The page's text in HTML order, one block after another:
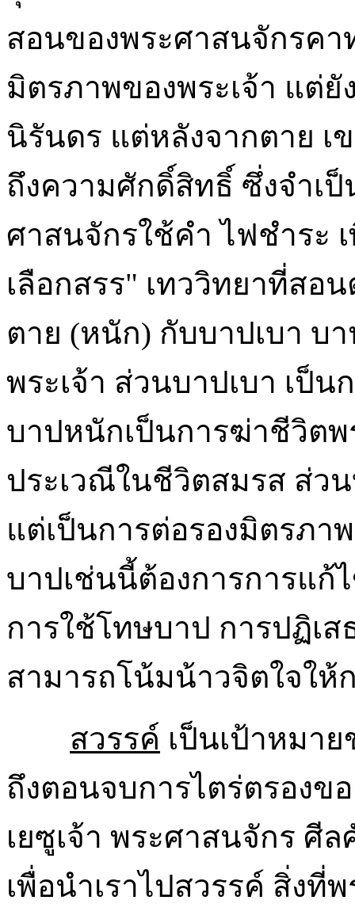
สอนของพระศาสนจักรค
มิตรภาพของพระเจ้า แต่
นิรันดร แต่หลังจากตาย เ
ถึงความศักดิ์สิทธิ์ ซึ่งจำเ
ศาสนจักรใช้คำ ไฟชำระ
เลือกสรร" เทววิทยาที่สอ
ตาย (หนัก) กับบาปเบา บ
พระเจ้า ส่วนบาปเบา เป็
บาปหนักเป็นการฆ่าชีวิตพ
ประเวณีในชีวิตสมรส ส่ว
แต่เป็นการต่อรองมิตรภา
บาปเช่นนี้ต้องการการแก้
การใช้โทษบาป การปฏิเ
สามารถโน้มน้าวจิตใจใ
สวรรค์ เป็นเป้าหมา
ถึงตอนจบการไตร่ตรองข
เยซูเจ้า พระศาสนจักร ศี
เพื่อนำเราไปสวรรค์ สิ่งที่